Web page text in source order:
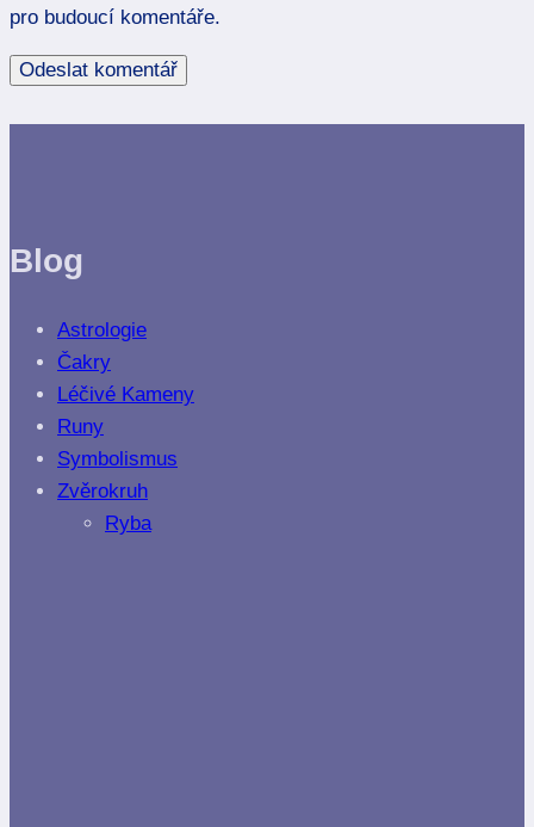
pro budoucí komentáře.
Blog
Astrologie
Čakry
Léčivé Kameny
Runy
Symbolismus
Zvěrokruh
Ryba